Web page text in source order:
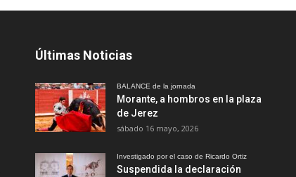
Últimas Noticias
BALANCE de la jornada
Morante, a hombros en la plaza
de Jerez
sábado 16 mayo, 2026
Investigado por el caso de Ricardo Ortiz
Suspendida la declaración